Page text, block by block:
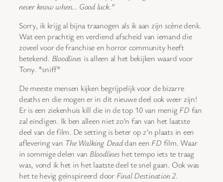
never know when… Good luck.”
Sorry, ik krijg al bijna traanogen als ik aan zijn scène denk.
Wat een prachtig en verdiend afscheid van iemand die
zoveel voor de franchise en horror community heeft
betekend. Bloodlines is alleen al het bekijken waard voor
Tony. *sniff*
De meeste mensen kijken begrijpelijk voor de bizarre
deaths en die mogen er in dit nieuwe deel ook weer zijn!
Er is een ziekenhuis kill die in de top 10 van menigFD fan
zal eindigen. Ik ben alleen niet zo’n fan van het laatste
deel van de film. De setting is beter op z’n plaats in een
aflevering van The Walking Deaddan een FD film. Waar
in sommige delen van Bloodlines het tempo iets te traag
was, vond ik het in het laatste deel te snel gaan. Ook was
het te hevig geïnspireerd door Final Destination 2.